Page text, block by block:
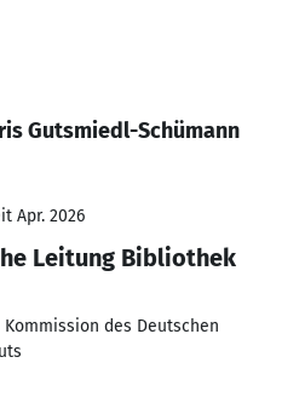
Gutsmiedl-Schümann
Apr. 2026
Leitung Bibliothek
des Deutschen